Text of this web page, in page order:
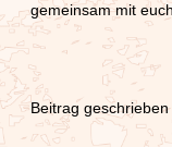
gemeinsam mit
Beitrag geschrieben